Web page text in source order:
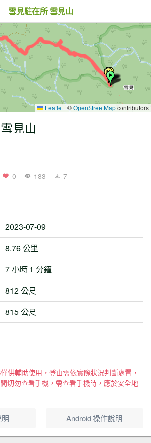
雪見駐在所 雪見山
Leaflet | ©OpenStreetMapcontributors
見山
0 183 7
2023-07-09
8.76 公里
7 小時 1 分鐘
812 公尺
815 公尺
供輔助使用，登山需依實際狀況判斷處置，
切勿查看手機，需查看手機時，應於安全地
Android 操作說明